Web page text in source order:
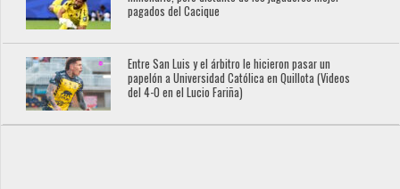
pagados del Cacique
Entre San Luis y el árbitro le hicieron pasar un
papelón a Universidad Católica en Quillota (Videos
del 4-0 en el Lucio Fariña)